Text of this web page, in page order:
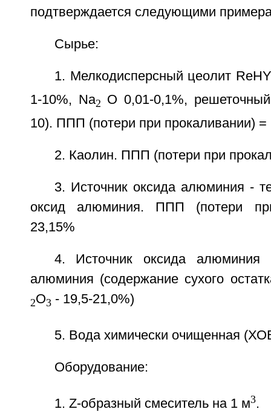
подтверждается следующими
Сырье:
1. Мелкодисперсный цеолит
1-10%, Na2 O 0,01-0,1%,
10). ППП (потери при прокаливании) =
2. Каолин. ППП (потери при
3. Источник оксида алюминия -
оксид алюминия. ППП (потери
23,15%
4. Источник оксида алюминия
алюминия (содержание сухого
2O3 - 19,5-21,0%)
5. Вода химически очищенная
Оборудование:
1. Z-образный смеситель на 1 м3.